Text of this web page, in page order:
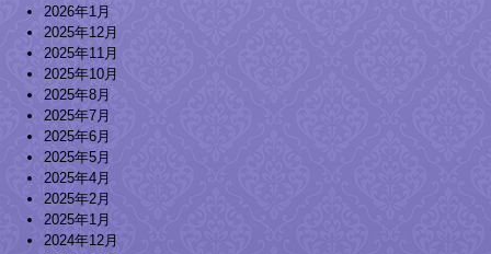
2026年1月
2025年12月
2025年11月
2025年10月
2025年8月
2025年7月
2025年6月
2025年5月
2025年4月
2025年2月
2025年1月
2024年12月